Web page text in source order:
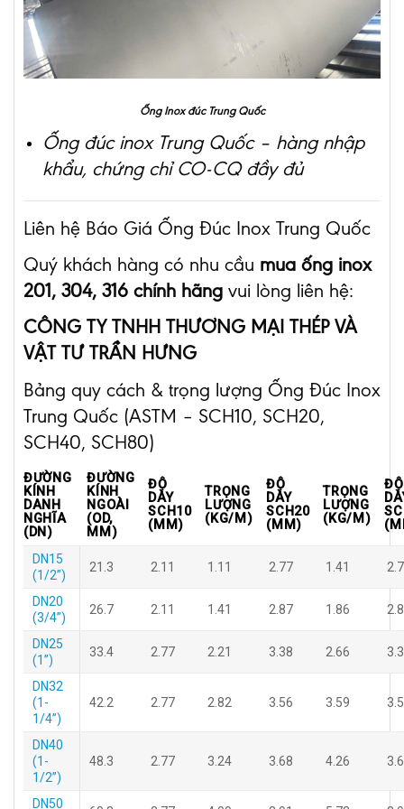
Ống Inox đúc Trung Quốc
Ống đúc inox Trung Quốc – hàng nhập
khẩu, chứng chỉ CO-CQ đầy đủ
Liên hệ Báo Giá Ống Đúc Inox Trung Quốc
Quý khách hàng có nhu cầu mua ống inox
201, 304, 316 chính hãng vui lòng liên hệ:
CÔNG TY TNHH THƯƠNG MẠI THÉP VÀ
VẬT TƯ TRẦN HƯNG
Bảng quy cách & trọng lượng Ống Đúc Inox
Trung Quốc (ASTM – SCH10, SCH20,
SCH40, SCH80)
ĐƯỜNG
KÍNH
DANH
NGHĨA
(DN)
ĐƯỜNG
KÍNH
NGOÀI
(OD,
MM)
ĐỘ
DÀY
SCH10
(MM)
TRỌNG
LƯỢNG
(KG/M)
ĐỘ
DÀY
SCH20
(MM)
TRỌNG
LƯỢNG
(KG/M)
ĐỘ
DN15
(1/2”)
21.3 2.11 1.11 2.77 1.41
DN20
(3/4”)
26.7 2.11 1.41 2.87 1.86
DN25
(1”)
33.4 2.77 2.21 3.38 2.66
DN32
(1-
1/4”)
42.2 2.77 2.82 3.56 3.59
DN40
(1-
1/2”)
48.3 2.77 3.24 3.68 4.26
DN50